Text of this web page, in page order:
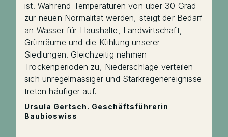
ist. Während Temperaturen von über 30 Grad
zur neuen Normalität werden, steigt der Bedarf
an Wasser für Haushalte, Landwirtschaft,
Grünräume und die Kühlung unserer
Siedlungen. Gleichzeitig nehmen
Trockenperioden zu, Niederschläge verteilen
sich unregelmässiger und Starkregenereignisse
treten häufiger auf.
Ursula Gertsch. Geschäftsführerin
Baubioswiss